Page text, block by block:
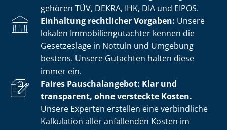
gehören TÜV, DEKRA, IHK, DIA und EIPOS.
Einhaltung rechtlicher Vorgaben: Unsere
lokalen Im­mo­bi­li­en­gut­ach­ter kennen die
Gesetzeslage in Nottuln und Umgebung
bestens. Unsere Gutachten halten diese
immer ein.
Faires Pauschalangebot: Klar und
transparent, ohne versteckte Kosten.
Unsere Experten erstellen eine verbindliche
Kalkulation aller anfallenden Kosten im